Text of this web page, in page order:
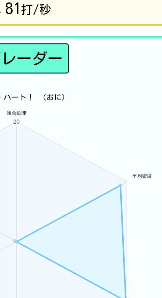
打/秒
ーダー